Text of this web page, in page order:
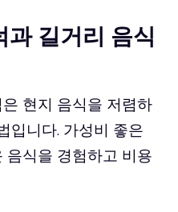
과 길거리 음식
현지 음식을 저렴하
입니다. 가성비 좋은
음식을 경험하고 비용